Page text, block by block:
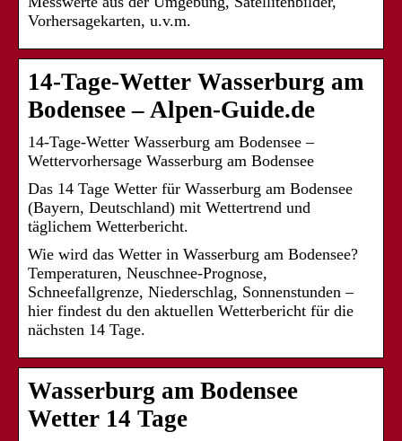
Vorhersagekarten, u.v.m.
14-Tage-Wetter Wasserburg am
Bodensee – Alpen-Guide.de
14-Tage-Wetter Wasserburg am Bodensee –
Wettervorhersage Wasserburg am Bodensee
Das 14 Tage Wetter für Wasserburg am Bodensee
(Bayern, Deutschland) mit Wettertrend und
täglichem Wetterbericht.
Wie wird das Wetter in Wasserburg am Bodensee?
Temperaturen, Neuschnee-Prognose,
Schneefallgrenze, Niederschlag, Sonnenstunden –
hier findest du den aktuellen Wetterbericht für die
nächsten 14 Tage.
Wasserburg am Bodensee
Wetter 14 Tage